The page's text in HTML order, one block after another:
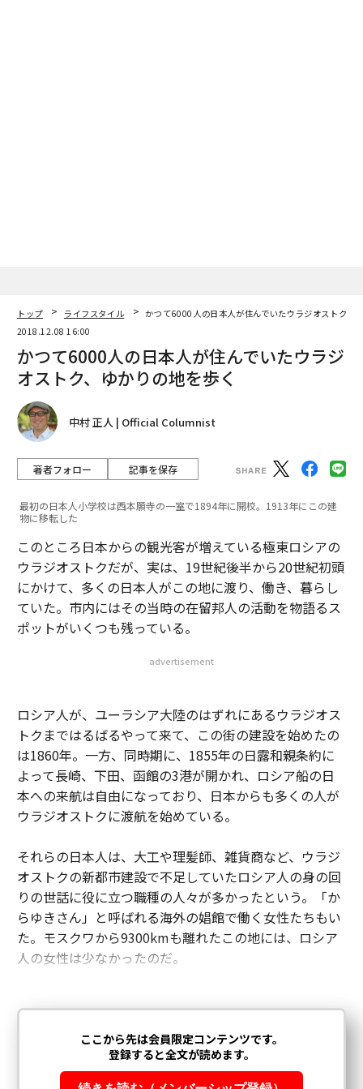
トップ ライフスタイル
かつて6000人の日本人が住んでいたウラジオストク、
2018.12.08 16:00
かつて6000人の日本人が住んでいたウラジ
オストク、ゆかりの地を歩く
中村 正人 | Official Columnist
著者フォロー 記事を保存
最初の日本人小学校は西本願寺の一室で1894年に開校。1913年にこの建
物に移転した
このところ日本からの観光客が増えている極東ロシアの
ウラジオストクだが、実は、19世紀後半から20世紀初頭
にかけて、多くの日本人がこの地に渡り、働き、暮らし
ていた。市内にはその当時の在留邦人の活動を物語るス
ポットがいくつも残っている。
advertisement
ロシア人が、ユーラシア大陸のはずれにあるウラジオス
トクまではるばるやって来て、この街の建設を始めたの
は1860年。一方、同時期に、1855年の日露和親条約に
よって長崎、下田、函館の3港が開かれ、ロシア船の日
本への来航は自由になっており、日本からも多くの人が
ウラジオストクに渡航を始めている。
それらの日本人は、大工や理髪師、雑貨商など、ウラジ
オストクの新都市建設で不足していたロシア人の身の回
りの世話に役に立つ職種の人々が多かったという。「か
らゆきさん」と呼ばれる海外の娼館で働く女性たちもい
た。モスクワから9300kmも離れたこの地には、ロシア
人の女性は少なかったのだ。